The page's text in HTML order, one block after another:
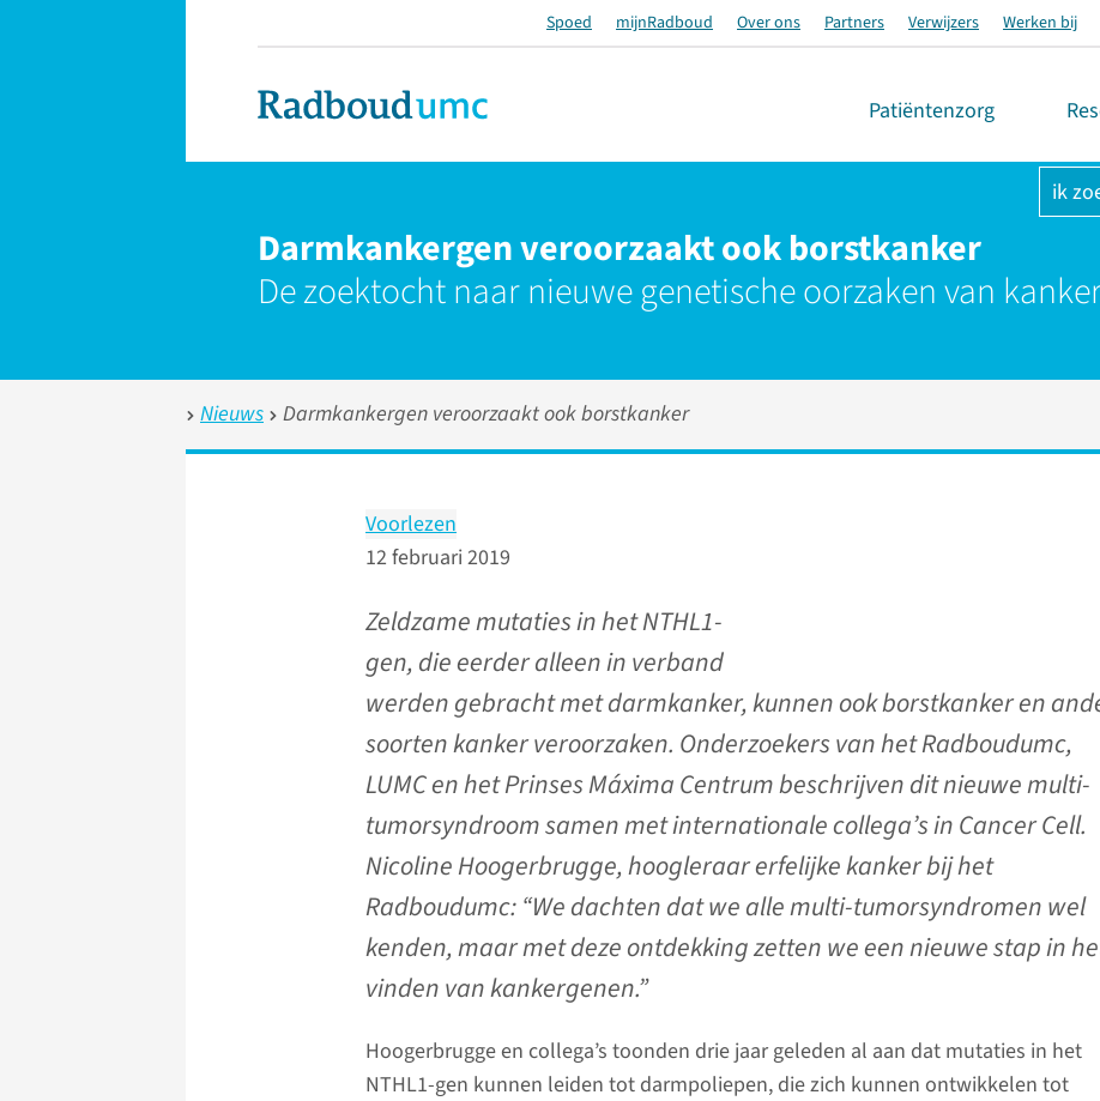
Spoed mijnRadboud Over ons Partners Verwijzers Werken bij
Patiëntenzorg
ik
Darmkankergen veroorzaakt ook borstkanker
De zoektocht naar nieuwe genetische oorzaken van
Nieuws Darmkankergen veroorzaakt ook borstkanker
Voorlezen
12 februari 2019
Zeldzame mutaties in het NTHL1-
gen, die eerder alleen in verband
werden gebracht met darmkanker, kunnen ook borstkanker en
soorten kanker veroorzaken. Onderzoekers van het Radboudumc,
LUMC en het Prinses Máxima Centrum beschrijven dit nieuwe multi-
tumorsyndroom samen met internationale collega’s in Cancer Cell.
Nicoline Hoogerbrugge, hoogleraar erfelijke kanker bij het
Radboudumc: “We dachten dat we alle multi-tumorsyndromen wel
kenden, maar met deze ontdekking zetten we een nieuwe stap in
vinden van kankergenen.”
Hoogerbrugge en collega’s toonden drie jaar geleden al aan dat mutaties in het
NTHL1-gen kunnen leiden tot darmpoliepen, die zich kunnen ontwikkelen tot